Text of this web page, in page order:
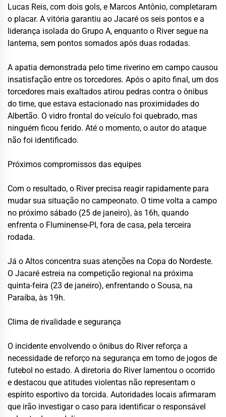
Lucas Reis, com dois gols, e Marcos Antônio, completaram
o placar. A vitória garantiu ao Jacaré os seis pontos e a
liderança isolada do Grupo A, enquanto o River segue na
lanterna, sem pontos somados após duas rodadas.
A apatia demonstrada pelo time riverino em campo causou
insatisfação entre os torcedores. Após o apito final, um dos
torcedores mais exaltados atirou pedras contra o ônibus
do time, que estava estacionado nas proximidades do
Albertão. O vidro frontal do veículo foi quebrado, mas
ninguém ficou ferido. Até o momento, o autor do ataque
não foi identificado.
Próximos compromissos das equipes
Com o resultado, o River precisa reagir rapidamente para
mudar sua situação no campeonato. O time volta a campo
no próximo sábado (25 de janeiro), às 16h, quando
enfrenta o Fluminense-PI, fora de casa, pela terceira
rodada.
Já o Altos concentra suas atenções na Copa do Nordeste.
O Jacaré estreia na competição regional na próxima
quinta-feira (23 de janeiro), enfrentando o Sousa, na
Paraíba, às 19h.
Clima de rivalidade e segurança
O incidente envolvendo o ônibus do River reforça a
necessidade de reforço na segurança em torno de jogos de
futebol no estado. A diretoria do River lamentou o ocorrido
e destacou que atitudes violentas não representam o
espírito esportivo da torcida. Autoridades locais afirmaram
que irão investigar o caso para identificar o responsável